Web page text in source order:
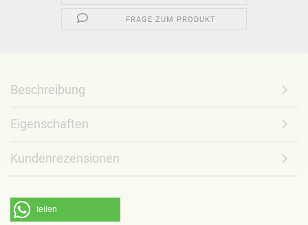
FRAGE ZUM PRODUKT
Beschreibung
Eigenschaften
Kundenrezensionen
teilen